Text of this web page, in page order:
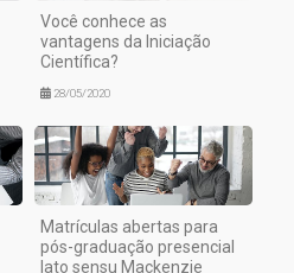
Você conhece as
vantagens da Iniciação
Científica?
28/05/2020
Matrículas abertas para
pós-graduação presencial
lato sensu Mackenzie